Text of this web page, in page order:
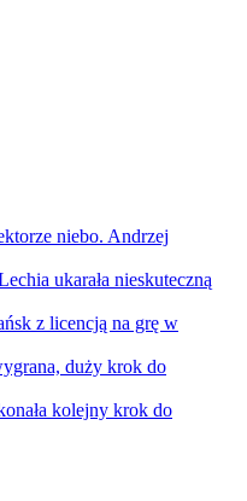
niebo. Andrzej
ukarała nieskuteczną
z licencją na grę w
duży krok do
kolejny krok do